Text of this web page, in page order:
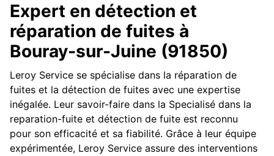
Expert en détection et
réparation de fuites à
Bouray-sur-Juine (91850)
Leroy Service se spécialise dans la réparation de
fuites et la détection de fuites avec une expertise
inégalée. Leur savoir-faire dans la Specialisé dans la
reparation-fuite et détection de fuite est reconnu
pour son efficacité et sa fiabilité. Grâce à leur équipe
expérimentée, Leroy Service assure des interventions